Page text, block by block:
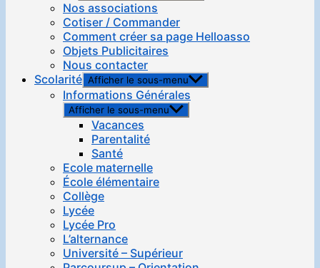
Nos associations
Cotiser / Commander
Comment créer sa page Helloasso
Objets Publicitaires
Nous contacter
Scolarité Afficher le sous-menu
Informations Générales
Afficher le sous-menu
Vacances
Parentalité
Santé
Ecole maternelle
École élémentaire
Collège
Lycée
Lycée Pro
L’alternance
Université – Supérieur